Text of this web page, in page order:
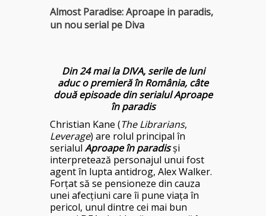
Almost Paradise: Aproape in paradis,
un nou serial pe Diva
Din 24 mai la DIVA, serile de luni
aduc o premieră în România, câte
două episoade din serialul Aproape
în paradis
Christian Kane (The Librarians,
Leverage) are rolul principal în
serialul Aproape în paradisși
interpretează personajul unui fost
agent în lupta antidrog, Alex Walker.
Forțat să se pensioneze din cauza
unei afecțiuni care îi pune viața în
pericol, unul dintre cei mai bun